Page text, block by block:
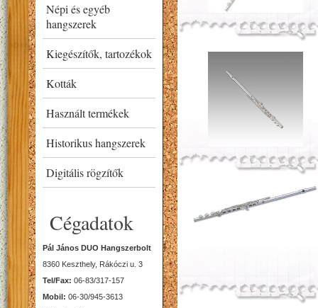
Népi és egyéb
hangszerek
Kiegészítők, tartozékok
Kották
Használt termékek
Historikus hangszerek
Digitális rögzítők
Cégadatok
Pál János DUO Hangszerbolt
8360 Keszthely, Rákóczi u. 3
Tel/Fax: 06-83/317-157
Mobil: 06-30/945-3613